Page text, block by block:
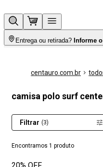
Entrega ou retirada? Informe
centauro.com.br
camisa polo surf
Encontramos 1 produto
Filtrar (3)